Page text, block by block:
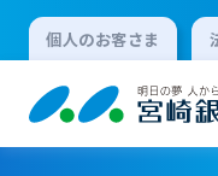
個人のお客さま